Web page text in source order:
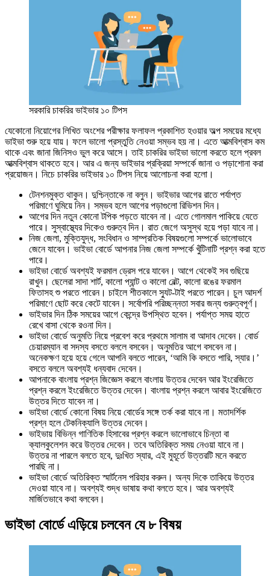
সরকারি চাকরির ভাইভার ১০ টিপস
যেকোনো নিয়োগের লিখিত অংশের পরীক্ষার ফলাফল প্রকাশিত হওয়ার অল্প সময়ের মধ্যে
ভাইভা শুরু হয়ে যায়। ফলে ভালো প্রস্তুতি নেওয়া সম্ভব হয় না। এতে আত্মবিশ্বাস কম
থাকে এবং জানা জিনিসও ভুল করে আসে। তাই চাকরির ভাইভা ভালো করতে হলে প্রবল
আত্মবিশ্বাস থাকতে হবে। আর এ জন্য ভাইভার প্রক্রিয়া সম্পর্কে জানা ও পড়াশোনা করা
প্রয়োজন। নিচে চাকরির ভাইভার ১০ টিপস নিয়ে আলোচনা করা হলো।
টেনশনমুক্ত থাকুন। দুশ্চিন্তাকে না বলুন। ভাইভার আগের রাতে পর্যাপ্ত
পরিমাণে ঘুমিয়ে নিন। সম্ভব হলে আগের পড়াগুলো রিভিশন দিন।
আগের দিন নতুন কোনো টপিক পড়তে যাবেন না। এতে গোলমাল পাকিয়ে যেতে
পারে। সুস্বাস্থ্যের দিকেও গুরুত্ব দিন। রাত জেগে অসুস্থ হয়ে পড়া যাবে না।
নিজ জেলা, মুক্তিযুদ্ধ, সংবিধান ও সাম্প্রতিক বিষয়গুলো সম্পর্কে ভালোভাবে
জেনে যাবেন। ভাইভা বোর্ডে আপনার নিজ জেলা সম্পর্কে খুঁটিনাটি প্রশ্ন করা হতে
পারে।
ভাইভা বোর্ডে অবশ্যই ফরমাল ড্রেস পরে যাবেন। আগে থেকেই সব গুছিয়ে
রাখুন। ছেলেরা সাদা শার্ট, কালো প্যান্ট ও কালো বেল্ট, কালো রঙের ফরমাল
ফিতাসহ শু পরতে পারেন। চাইলে শীতকালে স্যুট-টাই পরতে পারেন। চুল আদর্শ
পরিমাণে ছোট করে কেটে যাবেন। সর্বোপরি পরিচ্ছন্নতা সবার জন্য গুরুত্বপূর্ণ।
ভাইভার দিন ঠিক সময়ের আগে কেন্দ্রে উপস্থিত হবেন। পর্যাপ্ত সময় হাতে
রেখে বাসা থেকে রওনা দিন।
ভাইভা বোর্ডে অনুমতি নিয়ে প্রবেশ করে প্রথমে সালাম বা আদাব দেবেন। বোর্ড
চেয়ারম্যান বা সদস্য বসতে বললে বসবেন। অনুমতির আগে বসবেন না।
অনেকক্ষণ হয়ে হয়ে গেলে আপনি বলতে পারেন, ‘আমি কি বসতে পারি, স্যার।’
বসতে বললে অবশ্যই ধন্যবাদ দেবেন।
আপনাকে বাংলায় প্রশ্ন জিজ্ঞেস করলে বাংলায় উত্তর দেবেন আর ইংরেজিতে
প্রশ্ন করলে ইংরেজিতে উত্তর দেবেন। বাংলায় প্রশ্ন করলে আবার ইংরেজিতে
উত্তর দিতে যাবেন না।
ভাইভা বোর্ডে কোনো বিষয় নিয়ে বোর্ডের সঙ্গে তর্ক করা যাবে না। মতাদর্শিক
প্রশ্ন হলে টেকনিক্যালি উত্তর দেবেন।
ভাইভায় বিভিন্ন গাণিতিক হিসাবের প্রশ্ন করলে ভালোভাবে চিন্তা বা
ক্যালকুলেশন করে উত্তর দেবেন। তবে অতিরিক্ত সময় নেওয়া যাবে না।
উত্তর না পারলে বলতে হবে, দুঃখিত স্যার, এই মুহূর্তে উত্তরটি মনে করতে
পারছি না।
ভাইভা বোর্ডে অতিরিক্ত স্মার্টনেস পরিহার করুন। অন্য দিকে তাকিয়ে উত্তর
দেওয়া যাবে না। অবশ্যই শুদ্ধ ভাষায় কথা বলতে হবে। আর অবশ্যই
মার্জিতভাবে কথা বলবেন।
ভাইভা বোর্ডে এড়িয়ে চলবেন যে ৮ বিষয়